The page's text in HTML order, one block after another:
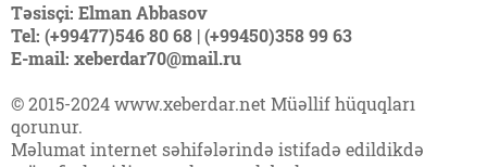
Təsisçi: Elman Abbasov
Tel: (+99477)546 80 68 | (+99450)358 99 63
E-mail: xeberdar70@mail.ru
© 2015-2024 www.xeberdar.net Müəllif hüquqları
qorunur.
Məlumat internet səhifələrində istifadə edildikdə